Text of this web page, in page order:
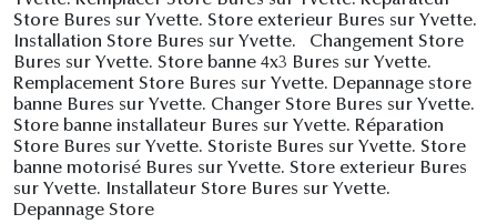
Store Bures sur Yvette. Store exterieur Bures sur Yvette.
Installation Store Bures sur Yvette. Changement Store
Bures sur Yvette. Store banne 4x3 Bures sur Yvette.
Remplacement Store Bures sur Yvette. Depannage store
banne Bures sur Yvette. Changer Store Bures sur Yvette.
Store banne installateur Bures sur Yvette. Réparation
Store Bures sur Yvette. Storiste Bures sur Yvette. Store
banne motorisé Bures sur Yvette. Store exterieur Bures
sur Yvette. Installateur Store Bures sur Yvette.
Depannage Store